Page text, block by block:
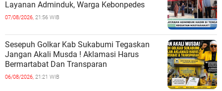
Layanan Adminduk, Warga Kebonpedes
07/08/2026, 21:56 WIB
Sesepuh Golkar Kab Sukabumi Tegaskan
Jangan Akali Musda ! Aklamasi Harus
Bermartabat Dan Transparan
06/08/2026, 21:21 WIB